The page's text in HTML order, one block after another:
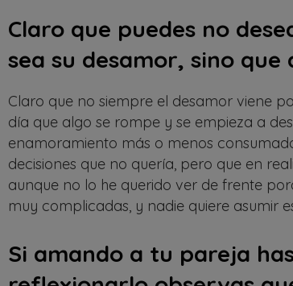
Claro que puedes no
sea su desamor, sino
Claro que no siempre el desamor viene
día que algo se rompe y se empieza a
enamoramiento más o menos
decisiones que no quería, pero que en
aunque no lo he querido ver de frente
muy complicadas, y nadie quiere asumir
Si amando a tu pareja